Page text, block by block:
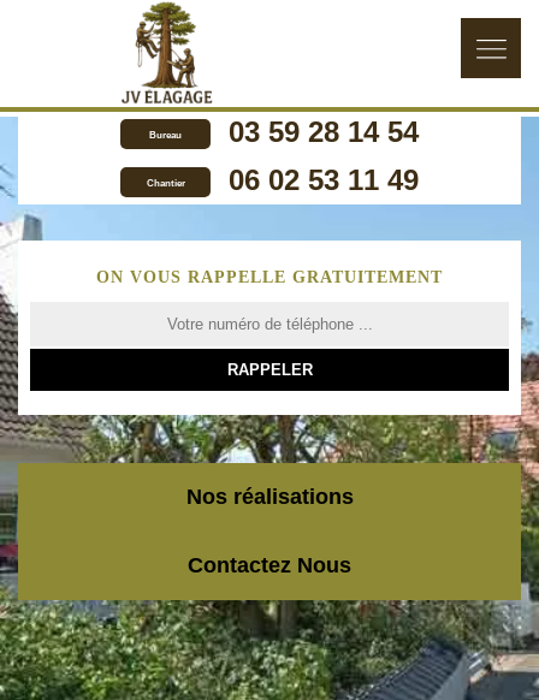
Bureau 03 59 28 14 54
Chantier 06 02 53 11 49
ON VOUS RAPPELLE GRATUITEMENT
Nos réalisations
Contactez Nous